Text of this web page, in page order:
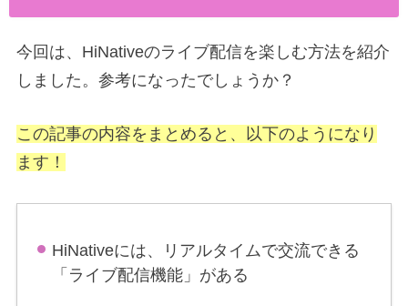
今回は、HiNativeのライブ配信を楽しむ方法を紹介
しました。参考になったでしょうか？
この記事の内容をまとめると、以下のようになり
ます！
HiNativeには、リアルタイムで交流できる
「ライブ配信機能」がある